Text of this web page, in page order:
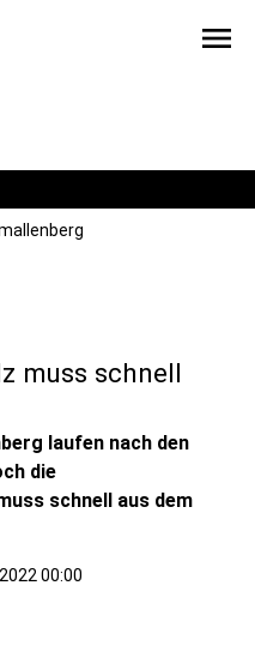
menu
muss schnell
laufen nach den
die
schnell aus dem
00:00